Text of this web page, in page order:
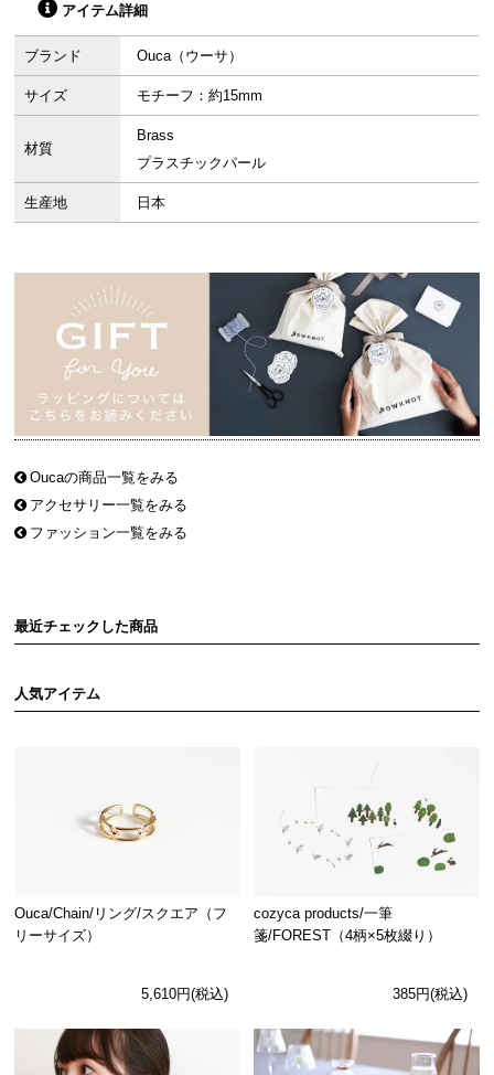
アイテム詳細
ブランド Ouca（ウーサ）
サイズ モチーフ：約15mm
材質
Brass
プラスチックパール
生産地 日本
Oucaの商品一覧をみる
アクセサリー一覧をみる
ファッション一覧をみる
最近チェックした商品
人気アイテム
Ouca/Chain/リング/スクエア（フ
リーサイズ）
5,610円(税込)
cozyca products/一筆
箋/FOREST（4柄×5枚綴り）
385円(税込)